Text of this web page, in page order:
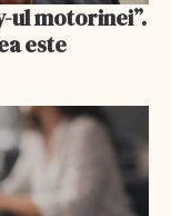
ul motorinei”.
este